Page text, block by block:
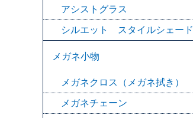
アシストグラス
シルエット スタイルシェード
メガネ小物
メガネクロス（メガネ拭き）
メガネチェーン